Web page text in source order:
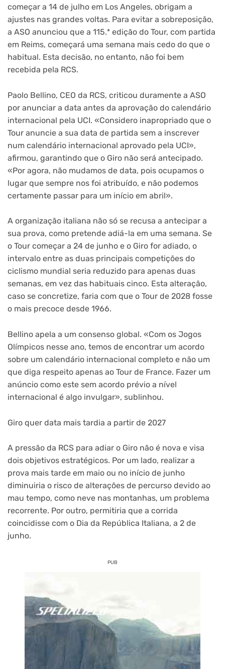
começar a 14 de julho em Los Angeles, obrigam a
ajustes nas grandes voltas. Para evitar a sobreposição,
a ASO anunciou que a 115.ª edição do Tour, com partida
em Reims, começará uma semana mais cedo do que o
habitual. Esta decisão, no entanto, não foi bem
recebida pela RCS.
Paolo Bellino, CEO da RCS, criticou duramente a ASO
por anunciar a data antes da aprovação do calendário
internacional pela UCI. «Considero inapropriado que o
Tour anuncie a sua data de partida sem a inscrever
num calendário internacional aprovado pela UCI»,
afirmou, garantindo que o Giro não será antecipado.
«Por agora, não mudamos de data, pois ocupamos o
lugar que sempre nos foi atribuído, e não podemos
certamente passar para um início em abril».
A organização italiana não só se recusa a antecipar a
sua prova, como pretende adiá-la em uma semana. Se
o Tour começar a 24 de junho e o Giro for adiado, o
intervalo entre as duas principais competições do
ciclismo mundial seria reduzido para apenas duas
semanas, em vez das habituais cinco. Esta alteração,
caso se concretize, faria com que o Tour de 2028 fosse
o mais precoce desde 1966.
Bellino apela a um consenso global. «Com os Jogos
Olímpicos nesse ano, temos de encontrar um acordo
sobre um calendário internacional completo e não um
que diga respeito apenas ao Tour de France. Fazer um
anúncio como este sem acordo prévio a nível
internacional é algo invulgar», sublinhou.
Giro quer data mais tardia a partir de 2027
A pressão da RCS para adiar o Giro não é nova e visa
dois objetivos estratégicos. Por um lado, realizar a
prova mais tarde em maio ou no início de junho
diminuiria o risco de alterações de percurso devido ao
mau tempo, como neve nas montanhas, um problema
recorrente. Por outro, permitiria que a corrida
coincidisse com o Dia da República Italiana, a 2 de
junho.
PUB